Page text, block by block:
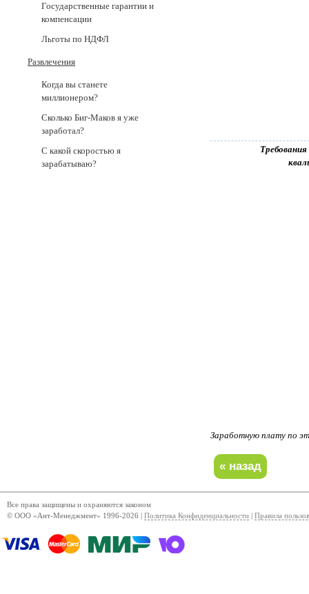
Государственные гарантии и
компенсации
Льготы по НДФЛ
Развлечения
Когда вы станете
миллионером?
Сколько Биг-Маков я уже
заработал?
С какой скоростью я
зарабатываю?
Заработную плату по
Все права защищены и охраняются законом
© ООО «Ант-Менеджмент» 1996-2026 | Политика Конфиденциальности Правила